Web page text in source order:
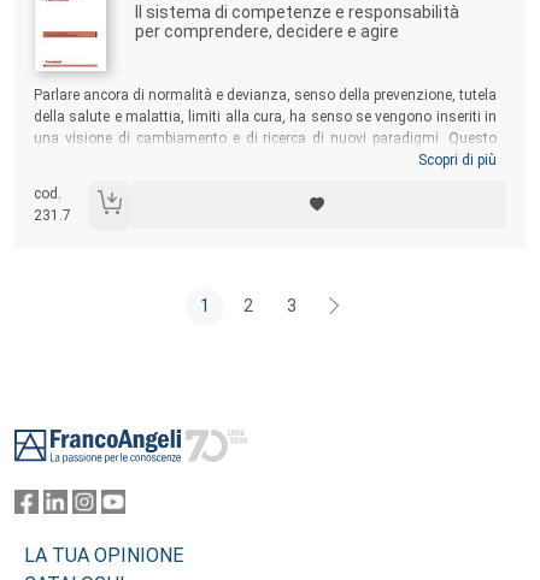
Il sistema di competenze e responsabilità
per comprendere, decidere e agire
Sommario:
Parlare ancora di normalità e devianza, senso della prevenzione, tutela
della salute e malattia, limiti alla cura, ha senso se vengono inseriti in
una visione di cambiamento e di ricerca di nuovi paradigmi. Questo
l’obiettivo del testo, che offre spazi di approfondimento in un momento
e normativi, sia per le modifiche nell’organizzazione dei servizi, sia per
la grave situazione economica.
Scopri di più
cod.
231.7
1 2 3
LA TUA OPINIONE